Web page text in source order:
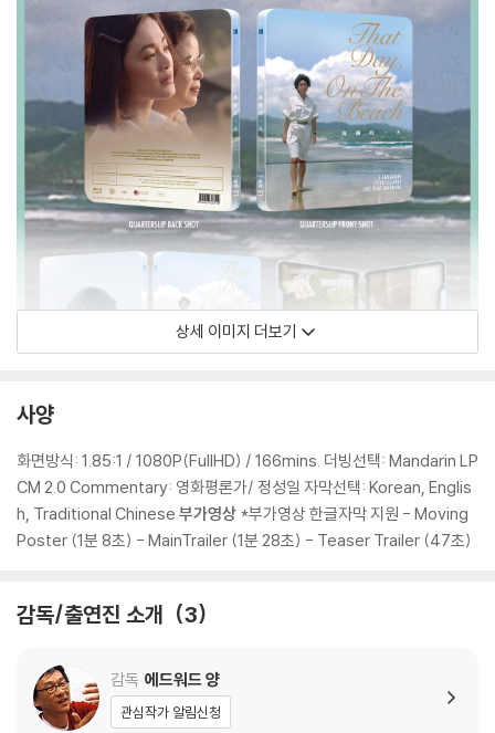
상세 이미지 더보기
사양
화면방식: 1.85:1 / 1080P(FullHD) / 166mins. 더빙선택: Mandarin LP
CM 2.0 Commentary: 영화평론가/ 정성일 자막선택: Korean, Englis
h, Traditional Chinese 부가영상 *부가영상 한글자막 지원 - Moving
Poster (1분 8초) - MainTrailer (1분 28초) - Teaser Trailer (47초)
감독/출연진 소개 3
감독 에드워드 양
관심작가 알림신청